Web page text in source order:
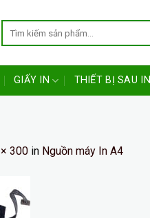
GIẤY IN THIẾT BỊ SAU IN
300 in Nguồn máy In A4